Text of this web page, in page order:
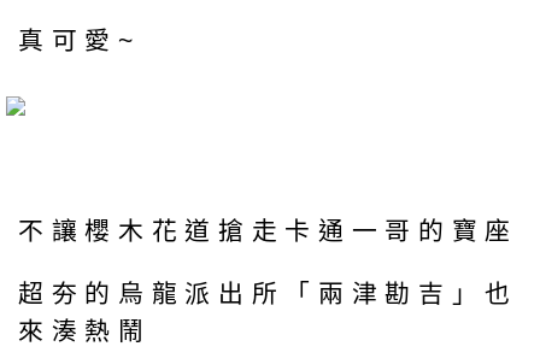
真可愛~
不讓櫻木花道搶走卡通一哥的寶座
超夯的烏龍派出所「兩津勘吉」也
來湊熱鬧